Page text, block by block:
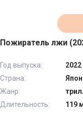
Пожиратель лжи
Год выпуска:
2022
Страна:
Жанр:
Длительность:
119